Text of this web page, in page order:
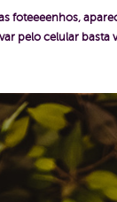
foteeeenhos,
pelo celular basta